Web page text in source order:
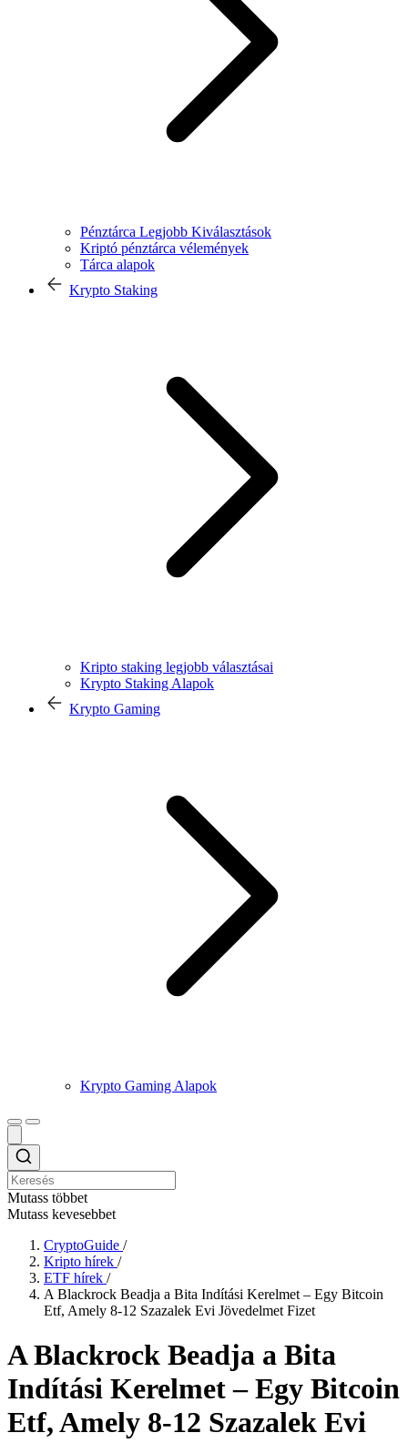
Pénztárca Legjobb Kiválasztások
Kriptó pénztárca vélemények
Tárca alapok
Krypto Staking
Kripto staking legjobb választásai
Krypto Staking Alapok
Krypto Gaming
Krypto Gaming Alapok
Mutass többet
Mutass kevesebbet
CryptoGuide /
Kripto hírek /
ETF hírek /
A Blackrock Beadja a Bita Indítási Kerelmet – Egy Bitcoin
Etf, Amely 8-12 Szazalek Evi Jövedelmet Fizet
A Blackrock Beadja a Bita
Indítási Kerelmet – Egy Bitcoin
Etf, Amely 8-12 Szazalek Evi